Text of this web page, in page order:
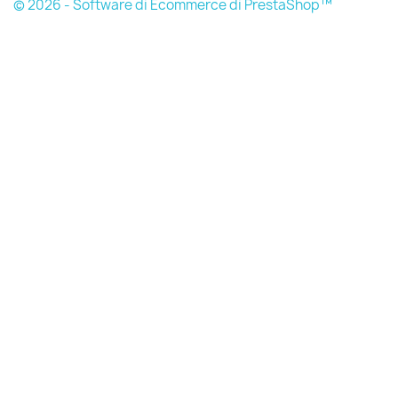
© 2026 - Software di Ecommerce di PrestaShop™